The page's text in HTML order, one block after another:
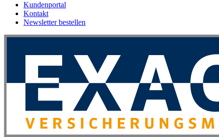
Kundenportal
Kontakt
Newsletter bestellen